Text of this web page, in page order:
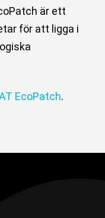
är ett
för att ligga i
EcoPatch.